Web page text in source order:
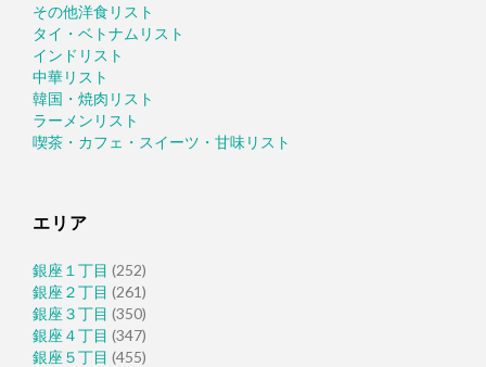
その他洋食リスト
タイ・ベトナムリスト
インドリスト
中華リスト
韓国・焼肉リスト
ラーメンリスト
喫茶・カフェ・スイーツ・甘味リスト
エリア
銀座１丁目 (252)
銀座２丁目 (261)
銀座３丁目 (350)
銀座４丁目 (347)
銀座５丁目 (455)